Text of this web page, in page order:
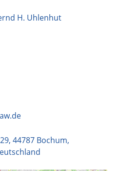
H. Uhlenhut
, 44787 Bochum,